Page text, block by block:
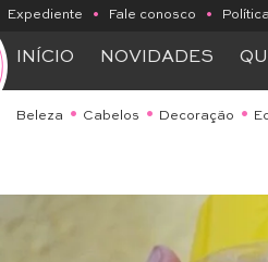
Expediente • Fale conosco •
INÍCIO NOVIDADES
Beleza Cabelos Decoração